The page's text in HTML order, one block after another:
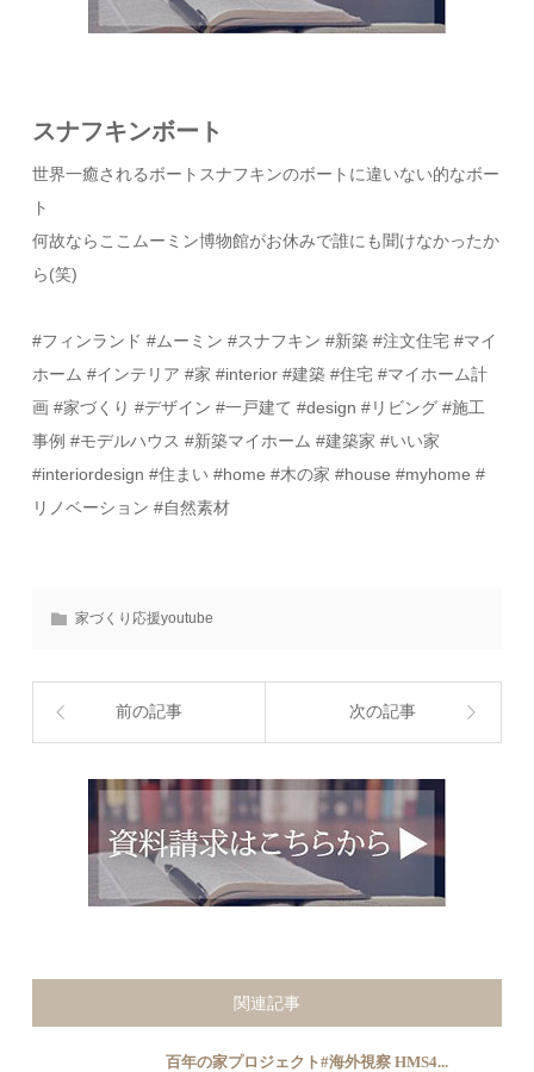
スナフキンボート
世界一癒されるボートスナフキンのボートに違いない的なボー
ト
何故ならここムーミン博物館がお休みで誰にも聞けなかったか
ら(笑)
#フィンランド #ムーミン #スナフキン #新築 #注文住宅 #マイ
ホーム #インテリア #家 #interior #建築 #住宅 #マイホーム計
画 #家づくり #デザイン #一戸建て #design #リビング #施工
事例 #モデルハウス #新築マイホーム #建築家 #いい家
#interiordesign #住まい #home #木の家 #house #myhome #
リノベーション #自然素材
家づくり応援youtube
前の記事 次の記事
関連記事
百年の家プロジェクト#海外視察 HMS4...